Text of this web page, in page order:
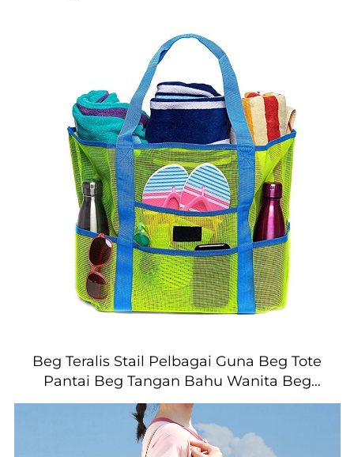
Beg Teralis Stail Pelbagai Guna Beg Tote
Pantai Beg Tangan Bahu Wanita Beg
Tote Pantai